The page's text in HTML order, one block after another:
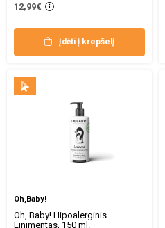
12,99€
Įdėti į krepšelį
Oh,Baby!
Oh, Baby! Hipoalerginis
Linimentas, 150 ml.